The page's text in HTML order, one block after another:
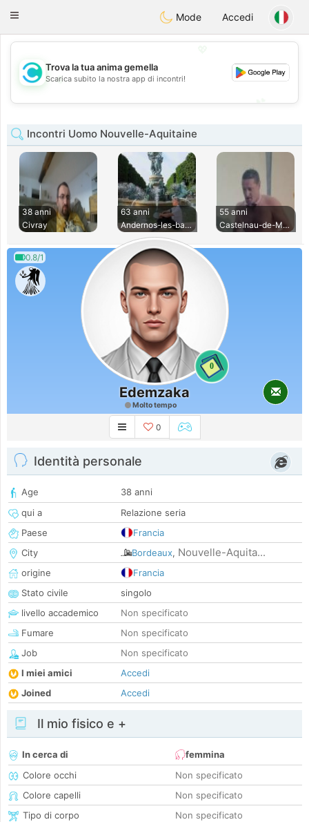
olombiaCitas
Toggle
Mode Accedi
💖
💕
Trova la tua anima gemella
Scarica subito la nostra app di incontri!
Incontri Uomo Nouvelle-Aquitaine
38 anni
Civray
63 anni
Andernos-les-bains
55 anni
Castelnau-de-Medoc
0.8/1
0
Edemzaka
Molto tempo
0
Identità personale
Age
38 anni
qui a
Relazione seria
Paese
Francia
City
Bordeaux, Nouvelle-Aquita...
origine
Francia
Stato civile
singolo
livello accademico
Non specificato
Fumare
Non specificato
Job
Non specificato
I miei amici
Accedi
Joined
Accedi
Il mio fisico e +
In cerca di
femmina
Colore occhi
Non specificato
Colore capelli
Non specificato
Tipo di corpo
Non specificato